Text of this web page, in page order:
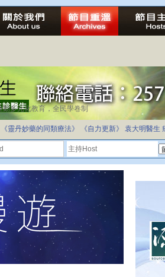
動多元化教育，全民學卷制
《靈丹妙藥的同類療法》 《自力更新》 袁大明醫生